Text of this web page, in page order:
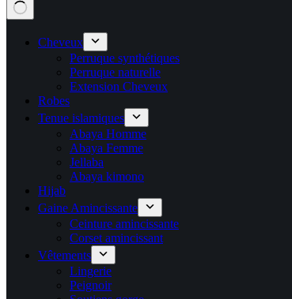
Cheveux
Perruque synthétiques
Perruque naturelle
Extension Cheveux
Robes
Tenue islamiques
Abaya Homme
Abaya Femme
Jellaba
Abaya kimono
Hijab
Gaine Amincissante
Ceinture amincissante
Corset amincissant
Vêtements
Lingerie
Peignoir